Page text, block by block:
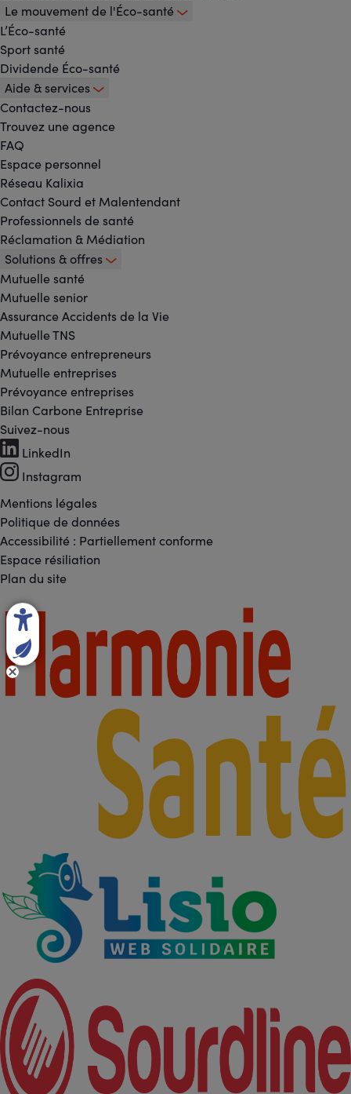
Le mouvement de l'Éco-santé
L’Éco-santé
Sport santé
Dividende Éco-santé
Aide & services
Contactez-nous
Trouvez une agence
FAQ
Espace personnel
Réseau Kalixia
Contact Sourd et Malentendant
Professionnels de santé
Réclamation & Médiation
Solutions & offres
Mutuelle santé
Mutuelle senior
Assurance Accidents de la Vie
Mutuelle TNS
Prévoyance entrepreneurs
Mutuelle entreprises
Prévoyance entreprises
Bilan Carbone Entreprise
Footer
-
Réseaux
sociaux
Suivez-nous
LinkedIn
Instagram
Footer
-
Liens
légaux
Mentions légales
Politique de données
Accessibilité : Partiellement conforme
Espace résiliation
Plan du site
Footer
-
Partenaires